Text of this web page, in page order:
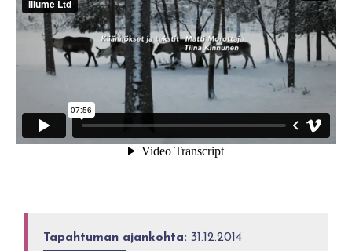
Tapahtuman ajankohta: 31.12.2014